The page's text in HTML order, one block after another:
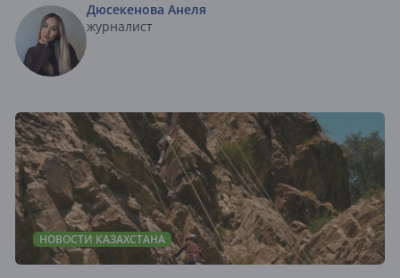
Дюсекенова Анеля
журналист
НОВОСТИ КАЗАХСТАНА